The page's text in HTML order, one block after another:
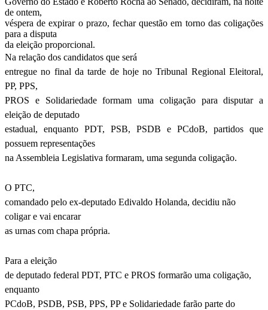
de ontem,
véspera de expirar o prazo, fechar questão em torno das coligações
para a disputa
da eleição proporcional.
Na relação dos candidatos que será
entregue no final da tarde de hoje no Tribunal Regional Eleitoral,
PP, PPS,
PROS e Solidariedade formam uma coligação para disputar a
eleição de deputado
estadual, enquanto PDT, PSB, PSDB e PCdoB, partidos que
possuem representações
na Assembleia Legislativa formaram, uma segunda coligação.
O PTC,
comandado pelo ex-deputado Edivaldo Holanda, decidiu não
coligar e vai encarar
as urnas com chapa própria.
Para a eleição
de deputado federal PDT, PTC e PROS formarão uma coligação,
enquanto
PCdoB, PSDB, PSB, PPS, PP e Solidariedade farão parte do